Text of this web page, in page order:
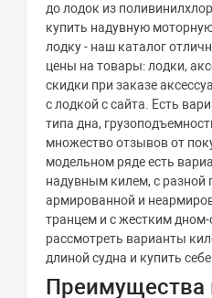
до лодок из
купить надувную
лодку - наш каталог
цены на товары: лодки,
скидки при заказе
с лодкой с сайта. Есть
типа дна,
множество отзывов от
модельном ряде есть
надувным килем, с разной
армированной и
транцем и с жестким
рассмотреть варианты
длиной судна и купить
Преимущества